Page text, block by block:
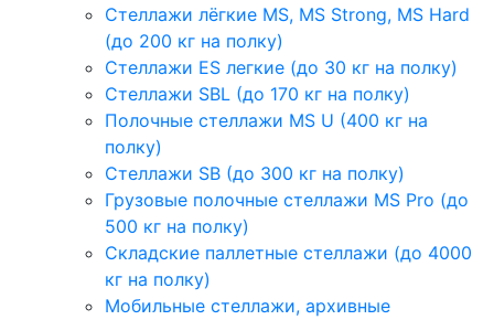
Стеллажи лёгкие MS, MS Strong, MS Hard
(до 200 кг на полку)
Стеллажи ES легкие (до 30 кг на полку)
Стеллажи SBL (до 170 кг на полку)
Полочные стеллажи MS U (400 кг на
полку)
Стеллажи SB (до 300 кг на полку)
Грузовые полочные стеллажи MS Pro (до
500 кг на полку)
Складские паллетные стеллажи (до 4000
кг на полку)
Мобильные стеллажи, архивные